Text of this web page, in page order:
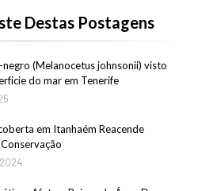
Destas Postagens
(Melanocetus johnsonii) visto
do mar em Tenerife
em Itanhaém Reacende